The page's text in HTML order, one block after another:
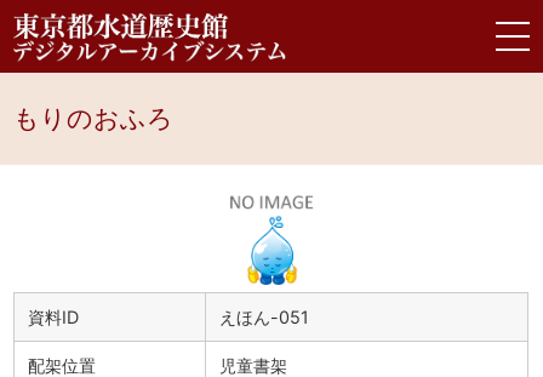
もりのおふろ
資料ID えほん-051
配架位置 児童書架